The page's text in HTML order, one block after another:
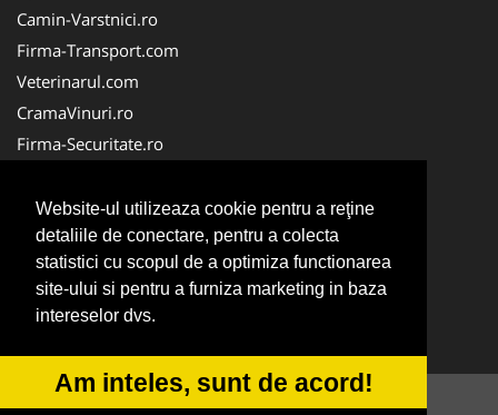
Website-ul utilizeaza cookie pentru a reţine
detaliile de conectare, pentru a colecta
statistici cu scopul de a optimiza functionarea
site-ului si pentru a furniza marketing in baza
intereselor dvs.
Am inteles, sunt de acord!
Camin-Varstnici.ro
Firma-Transport.com
Veterinarul.com
CramaVinuri.ro
Firma-Securitate.ro
Service-Reparatii.com
Cardiologul.ro
CentraleBoilere.ro
CentruInchirieri.ro